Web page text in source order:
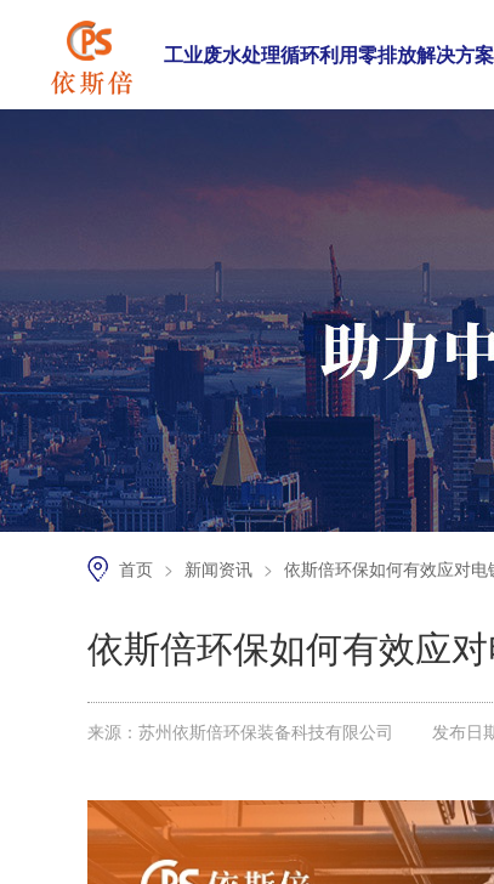
工业废水处理循环利用零排放解决方
首页 > 新闻资讯 > 依斯倍环保如何有效应对电
依斯倍环保如何有效应
来源：苏州依斯倍环保装备科技有限公司 发布日